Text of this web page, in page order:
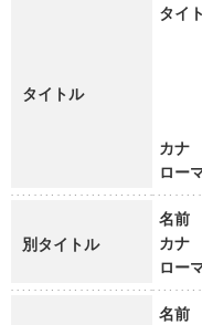
タイトル
タイ
カナ
ロー
別タイトル
名前
カナ
ロー
名前